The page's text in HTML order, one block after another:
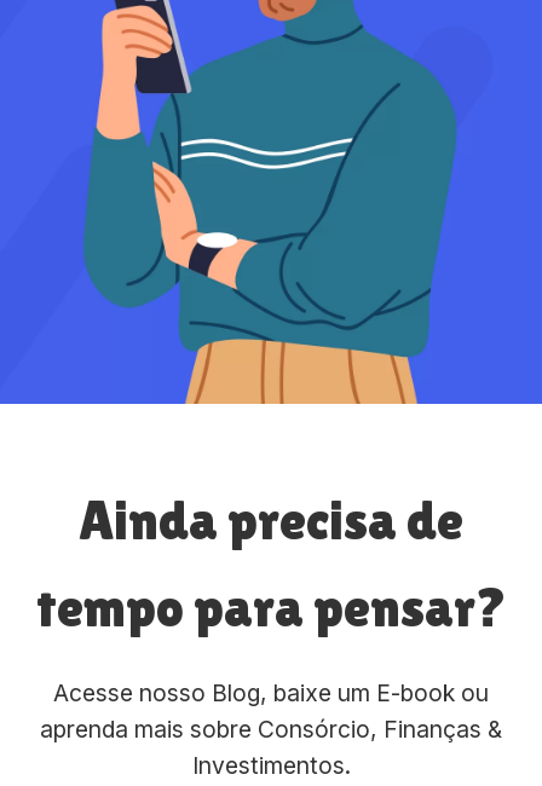
Ainda precisa de
tempo para pensar?
Acesse nosso Blog, baixe um E-book ou
aprenda mais sobre Consórcio, Finanças &
Investimentos.